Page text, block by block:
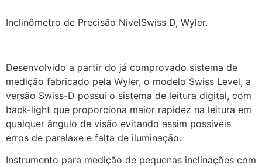
Inclinômetro de Precisão NivelSwiss D, Wyler.
Desenvolvido a partir do já comprovado sistema de
medição fabricado pela Wyler, o modelo Swiss Level, a
versão Swiss-D possui o sistema de leitura digital, com
back-light que proporciona maior rapidez na leitura em
qualquer ângulo de visão evitando assim possíveis
erros de paralaxe e falta de iluminação.
Instrumento para medição de pequenas inclinações com